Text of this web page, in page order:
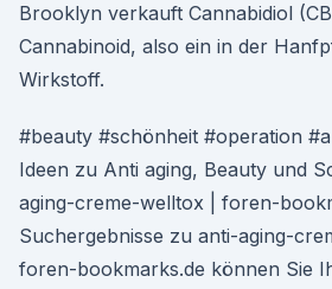
Brooklyn verkauft Cannabidiol
Cannabinoid, also ein in der
Wirkstoff.
#beauty #schönheit #operation
Ideen zu Anti aging, Beauty und
aging-creme-welltox | foren-
Suchergebnisse zu anti-aging-
foren-bookmarks.de können Sie